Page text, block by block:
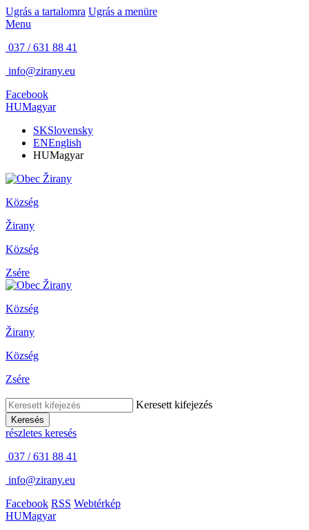
Ugrás a tartalomra Ugrás a menüre
Menu
037 / 631 88 41
info@zirany.eu
Facebook
HUMagyar
SKSlovensky
ENEnglish
HUMagyar
Község
Žirany
Község
Zsére
Község
Žirany
Község
Zsére
Keresett kifejezés
Keresés
részletes keresés
037 / 631 88 41
info@zirany.eu
Facebook RSS Webtérkép
HUMagyar